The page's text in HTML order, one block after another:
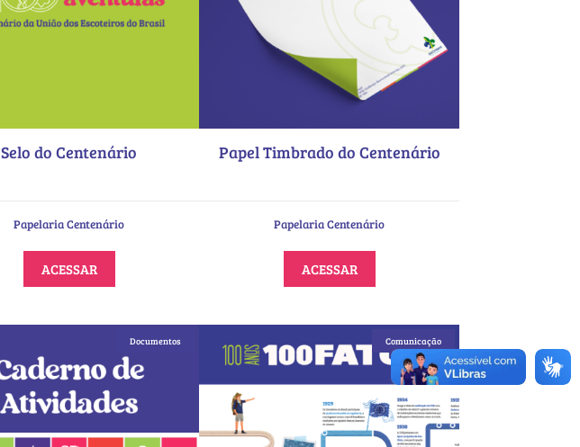
Selo do Centenário
Papelaria Centenário
ACESSAR
Papel Timbrado do Centenário
Papelaria Centenário
ACESSAR
Documentos Comunicação